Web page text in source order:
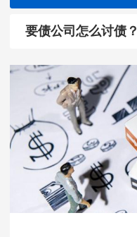
要债公司怎么讨债？